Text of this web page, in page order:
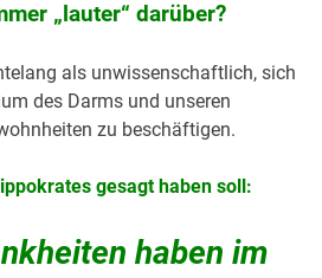
„lauter“ darüber?
als unwissenschaftlich, sich
des Darms und unseren
zu beschäftigen.
gesagt haben soll:
haben im